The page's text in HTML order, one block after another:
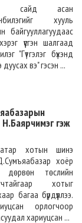
сайд асан
хууль
байгууллагуудаас
үүсгэн шалгаад
"Гүтгэлэг бүхэнд
вэ" гэсэн ...
гэж
хотын шинэ
хоёр
дөрвөн төслийн
хотыг
багаа бүрдүүллээ.
орлогчоор
хариуцсан ...